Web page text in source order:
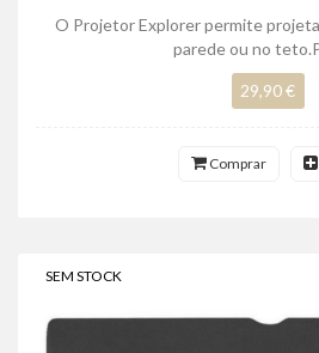
O Projetor Explorer permite
parede ou no
29,90 €
Comprar
SEM STOCK